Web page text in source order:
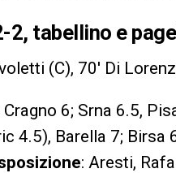
2, tabellino e
(C), 70′ Di
Cragno 6; Srna 6.5,
4.5), Barella 7;
: Aresti,